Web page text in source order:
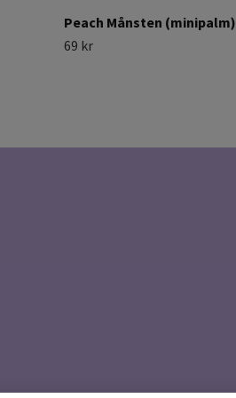
Peach Månsten (minipalm)
69 kr